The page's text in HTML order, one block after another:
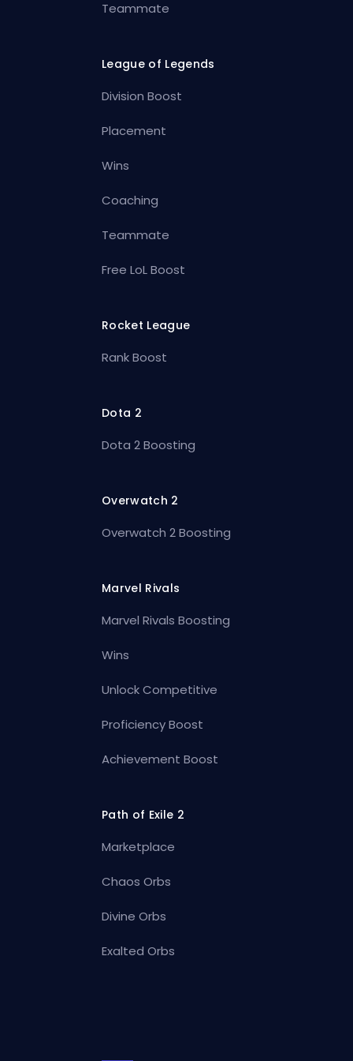
Teammate
League of Legends
Division Boost
Placement
Wins
Coaching
Teammate
Free LoL Boost
Rocket League
Rank Boost
Dota 2
Dota 2 Boosting
Overwatch 2
Overwatch 2 Boosting
Marvel Rivals
Marvel Rivals Boosting
Wins
Unlock Competitive
Proficiency Boost
Achievement Boost
Path of Exile 2
Marketplace
Chaos Orbs
Divine Orbs
Exalted Orbs